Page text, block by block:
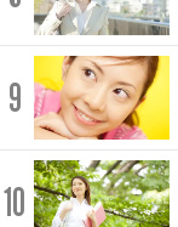
9
10